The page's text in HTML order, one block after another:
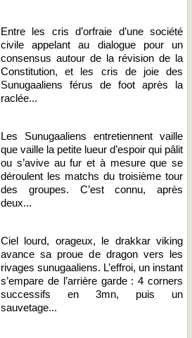
Entre les cris d’orfraie d’une société
civile appelant au dialogue pour un
consensus autour de la révision de la
Constitution, et les cris de joie des
Sunugaaliens férus de foot après la
raclée...
Les Sunugaaliens entretiennent vaille
que vaille la petite lueur d’espoir qui pâlit
ou s’avive au fur et à mesure que se
déroulent les matchs du troisième tour
des groupes. C’est connu, après
deux...
Ciel lourd, orageux, le drakkar viking
avance sa proue de dragon vers les
rivages sunugaaliens. L’effroi, un instant
s’empare de l’arrière garde : 4 corners
successifs en 3mn, puis un
sauvetage...